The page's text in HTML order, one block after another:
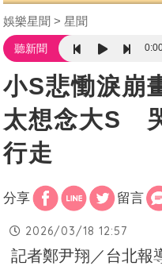
娛樂星聞 星聞
聽新聞
小S悲慟淚崩
太想念大S
行走
分享 留言
2026/03/18 12:57
記者鄭尹翔／台北報